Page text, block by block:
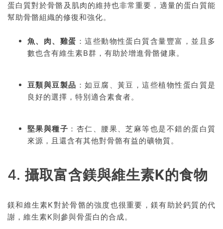
蛋白質對於骨骼及肌肉的維持也非常重要，適量的蛋白質能
幫助骨骼組織的修復和強化。
魚、肉、雞蛋 ：這些動物性蛋白質含量豐富，並且多
數也含有維生素B群，有助於增進骨骼健康。
豆類與豆製品 ：如豆腐、黃豆，這些植物性蛋白質是
良好的選擇，特別適合素食者。
堅果與種子 ：杏仁、腰果、芝麻等也是不錯的蛋白質
來源，且還含有其他對骨骼有益的礦物質。
4. 攝取富含鎂與維生素K的食物
鎂和維生素K對於骨骼的強度也很重要，鎂有助於鈣質的代
謝，維生素K則參與骨蛋白的合成。